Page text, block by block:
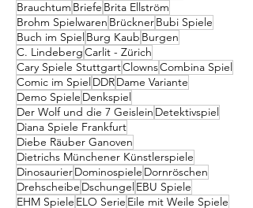
Brauchtum Briefe Brita Ellström
Brohm Spielwaren BrücknerBubi Spiele
Buch im SpielBurg Kaub Burgen
C. LindebergCarlit - Zürich
Cary Spiele StuttgartClownsCombina Spiel
Comic im SpielDDRDame Variante
Demo Spiele Denkspiel
Der Wolf und die 7 Geislein Detektivspiel
Diana Spiele Frankfurt
Diebe Räuber Ganoven
Dietrichs Münchener Künstlerspiele
DinosaurierDominospiele Dornröschen
Drehscheibe DschungelEBU Spiele
EHM Spiele ELO Serie Eile mit Weile Spiele